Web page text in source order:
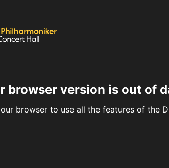
browser version is out of
browser to use all the features of the